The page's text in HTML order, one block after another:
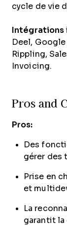
cycle de vie
Intégrations
Deel, Google
Rippling,
Invoicing.
Pros and
Pros:
Des
gérer des
Prise en
et
La
garantit la